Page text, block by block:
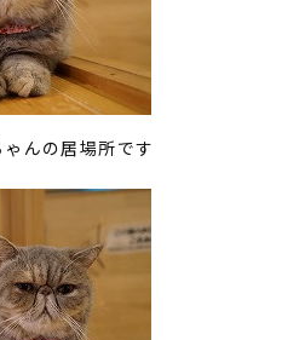
んの居場所です